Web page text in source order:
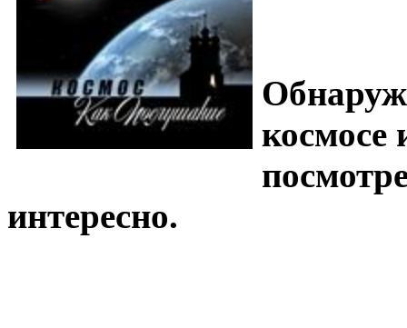
космосе
интересно.